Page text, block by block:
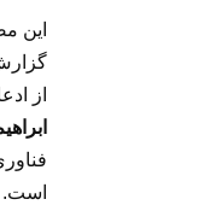
این
از
است.